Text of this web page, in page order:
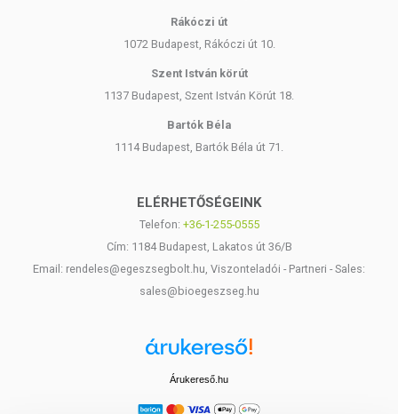
Rákóczi út
1072 Budapest, Rákóczi út 10.
Szent István körút
1137 Budapest, Szent István Körút 18.
Bartók Béla
1114 Budapest, Bartók Béla út 71.
ELÉRHETŐSÉGEINK
Telefon: +36-1-255-0555
Cím: 1184 Budapest, Lakatos út 36/B
Email: rendeles@egeszsegbolt.hu, Viszonteladói - Partneri - Sales:
sales@bioegeszseg.hu
Árukereső.hu